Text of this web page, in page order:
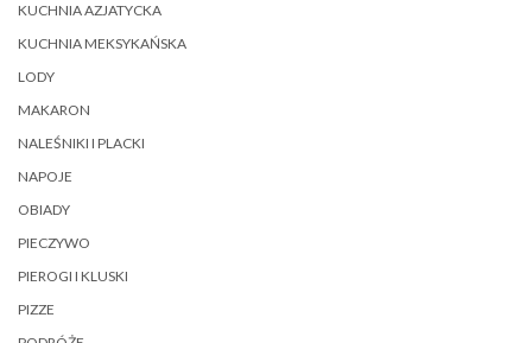
KUCHNIA AZJATYCKA
KUCHNIA MEKSYKAŃSKA
LODY
MAKARON
NALEŚNIKI I PLACKI
NAPOJE
OBIADY
PIECZYWO
PIEROGI I KLUSKI
PIZZE